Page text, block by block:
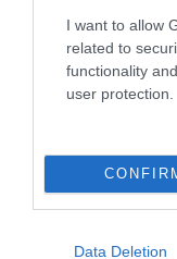
I want to allow
related to
functionality
user protection.
Data Deletion
2026. AUGUSZTUS 05.